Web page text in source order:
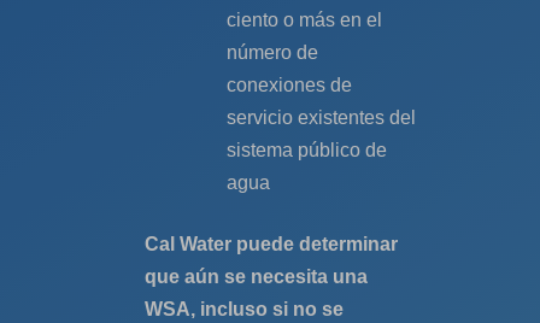
ciento o más en el
número de
conexiones de
servicio existentes del
sistema público de
agua
Cal Water puede determinar
que aún se necesita una
WSA, incluso si no se